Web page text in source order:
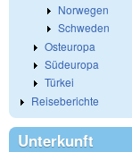
Norwegen
Schweden
Osteuropa
Südeuropa
Türkei
Reiseberichte
Unterkunft